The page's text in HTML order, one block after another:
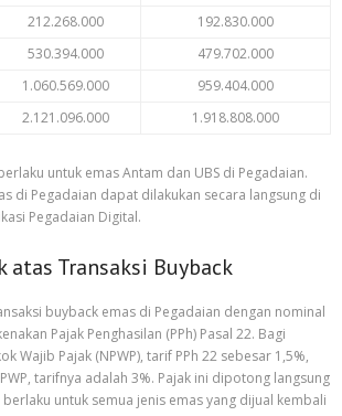
212.268.000
192.830.000
530.394.000
479.702.000
1.060.569.000
959.404.000
2.121.096.000 1.918.808.000
untuk emas Antam dan UBS di Pegadaian.
di Pegadaian dapat dilakukan secara langsung di
Pegadaian Digital.
atas Transaksi Buyback
buyback emas di Pegadaian dengan nominal
Pajak Penghasilan (PPh) Pasal 22. Bagi
Wajib Pajak (NPWP), tarif PPh 22 sebesar 1,5%,
tarifnya adalah 3%. Pajak ini dipotong langsung
untuk semua jenis emas yang dijual kembali